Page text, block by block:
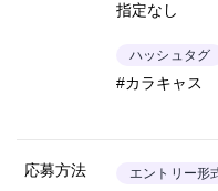
指定なし
ハッシュタグ
#カラキャス
応募方法 エントリー形